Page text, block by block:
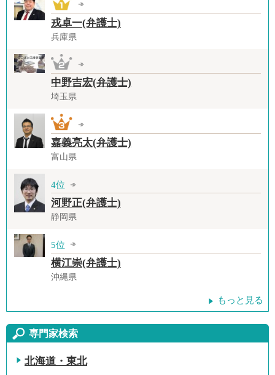
戎卓一(弁護士)
兵庫県
中野吉宏(弁護士)
埼玉県
嘉義亮太(弁護士)
富山県
4位
河野正(弁護士)
静岡県
5位
横江崇(弁護士)
沖縄県
もっと見る
専門家検索
北海道・東北